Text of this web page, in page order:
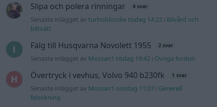
Slipa och polera rinningar 4 svar
Senaste inlägget avturboblondie tisdag 14:22 i Bilvård och
biltvätt
Fälg till Husqvarna Novolett 1955 2 svar
Senaste inlägget av Mossan1 tisdag 19:42 i Övriga fordon
Övertryck i vevhus, Volvo 940 b230fk 1 svar
Senaste inlägget av Mossan1 onsdag 11:07 i Generell
felsökning